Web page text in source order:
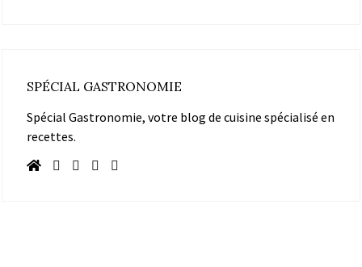
SPÉCIAL GASTRONOMIE
Spécial Gastronomie, votre blog de cuisine spécialisé en
recettes.